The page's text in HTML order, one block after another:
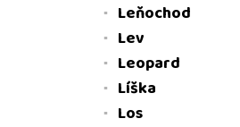
Leňochod
Lev
Leopard
Líška
Los